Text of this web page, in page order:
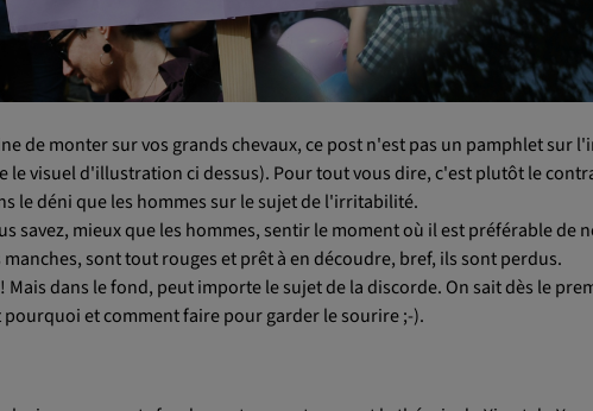
de monter sur vos grands chevaux, ce post n'est pas un pamphlet sur
le visuel d'illustration ci dessus). Pour tout vous dire, c'est plutôt le
le déni que les hommes sur le sujet de l'irritabilité.
savez, mieux que les hommes, sentir le moment où il est préférable de
sont tout rouges et prêt à en découdre, bref, ils sont perdus.
dans le fond, peut importe le sujet de la discorde. On sait dès le
pourquoi et comment faire pour garder le sourire ;-).